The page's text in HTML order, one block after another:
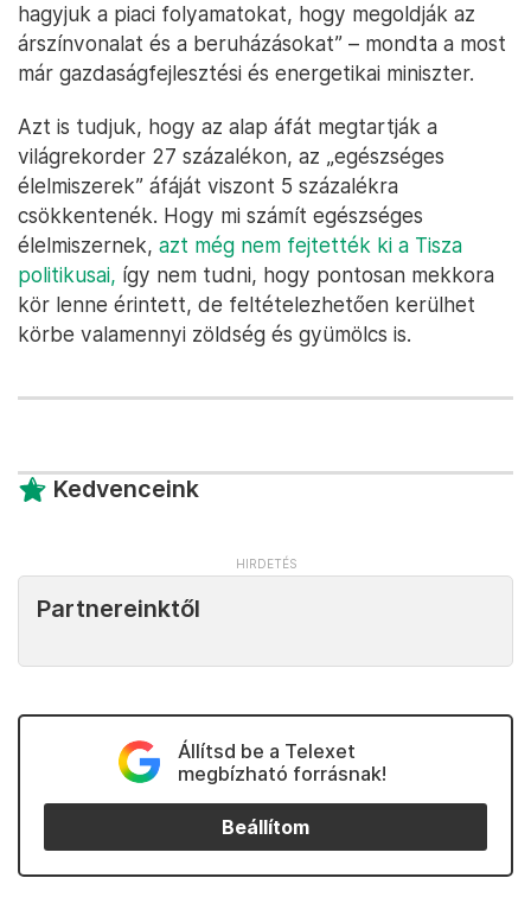
hagyjuk a piaci folyamatokat, hogy megoldják az
árszínvonalat és a beruházásokat” – mondta a most
már gazdaságfejlesztési és energetikai miniszter.
Azt is tudjuk, hogy az alap áfát megtartják a
világrekorder 27 százalékon, az „egészséges
élelmiszerek” áfáját viszont 5 százalékra
csökkentenék. Hogy mi számít egészséges
élelmiszernek, azt még nem fejtették ki a Tisza
politikusai, így nem tudni, hogy pontosan mekkora
kör lenne érintett, de feltételezhetően kerülhet
körbe valamennyi zöldség és gyümölcs is.
Kedvenceink
Partnereinktől
Állítsd be a Telexet
megbízható forrásnak!
Beállítom